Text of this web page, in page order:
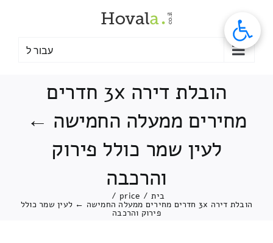
עבור ל
הובלת דירה 3x חדרים
מחירים ממעלה החמישה ←
לעין שמר כולל פירוק
והרכבה
בית /
price
/
הובלת דירה 3x חדרים מחירים ממעלה החמישה ← לעין שמר כולל
פירוק והרכבה